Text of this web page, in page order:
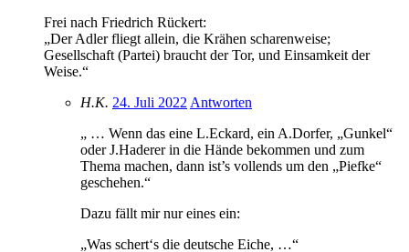
Frei nach Friedrich Rückert:
„Der Adler fliegt allein, die Krähen scharenweise;
Gesellschaft (Partei) braucht der Tor, und Einsamkeit der
Weise.“
H.K. 24. Juli 2022 Antworten
„ … Wenn das eine L.Eckard, ein A.Dorfer, „Gunkel“
oder J.Haderer in die Hände bekommen und zum
Thema machen, dann ist’s vollends um den „Piefke“
geschehen.“
Dazu fällt mir nur eines ein:
„Was schert‘s die deutsche Eiche, …“